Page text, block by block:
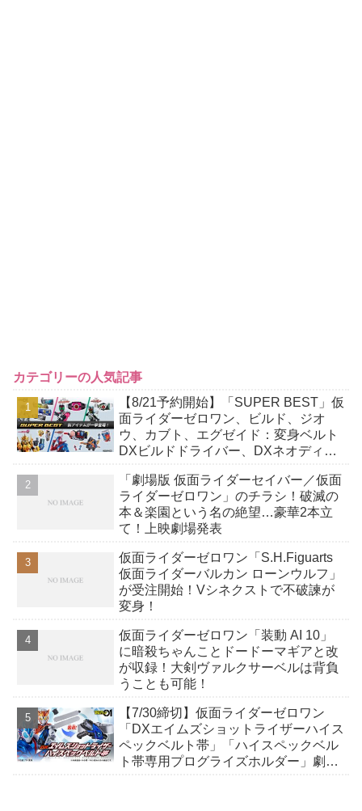
カテゴリーの人気記事
【8/21予約開始】「SUPER BEST」仮
面ライダーゼロワン、ビルド、ジオ
ウ、カブト、エグゼイド：変身ベルト
DXビルドドライバー、DXネオディケ
か12点！
「劇場版 仮面ライダーセイバー／仮面
ライダーゼロワン」のチラシ！破滅の
本＆楽園という名の絶望…豪華2本立
て！上映劇場発表
仮面ライダーゼロワン「S.H.Figuarts
仮面ライダーバルカン ローンウルフ」
が受注開始！Vシネクストで不破諫が
変身！
仮面ライダーゼロワン「装動 AI 10」
に暗殺ちゃんことドードーマギアと改
が収録！大剣ヴァルクサーベルは背負
うことも可能！
【7/30締切】仮面ライダーゼロワン
「DXエイムズショットライザーハイス
ペックベルト帯」「ハイスペックベル
ト帯専用プログライズホルダー」劇中